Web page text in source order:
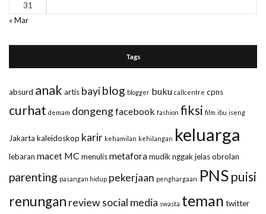
31
« Mar
Tags
absurd anak artis bayiblog blogger buku callcentre cpns
curhat demam dongengfacebook fashion fiksi film ibu iseng
Jakarta kaleidoskop karir kehamilan kehilangan keluarga
lebaran macet MC menulismetaforamudiknggak jelasobrolan
parenting pasangan hidup pekerjaan penghargaan PNSpuisi
renungan reviewsocial media swasta teman twitter